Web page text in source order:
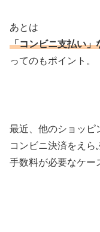
あとは
「コンビニ支払い」
ってのもポイント。
最近、他のショッピ
コンビニ決済をえら
手数料が必要なケー